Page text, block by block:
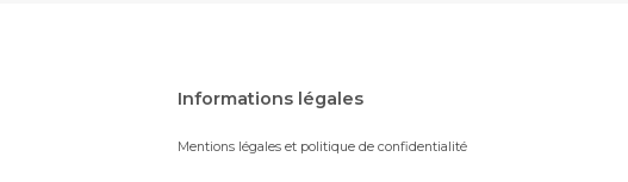
(club de basket etc.) d’autre part, en font un endroit
propriétaire est libre de faire appel au constructeur
Informations légales
Mentions légales et politique de confidentialité